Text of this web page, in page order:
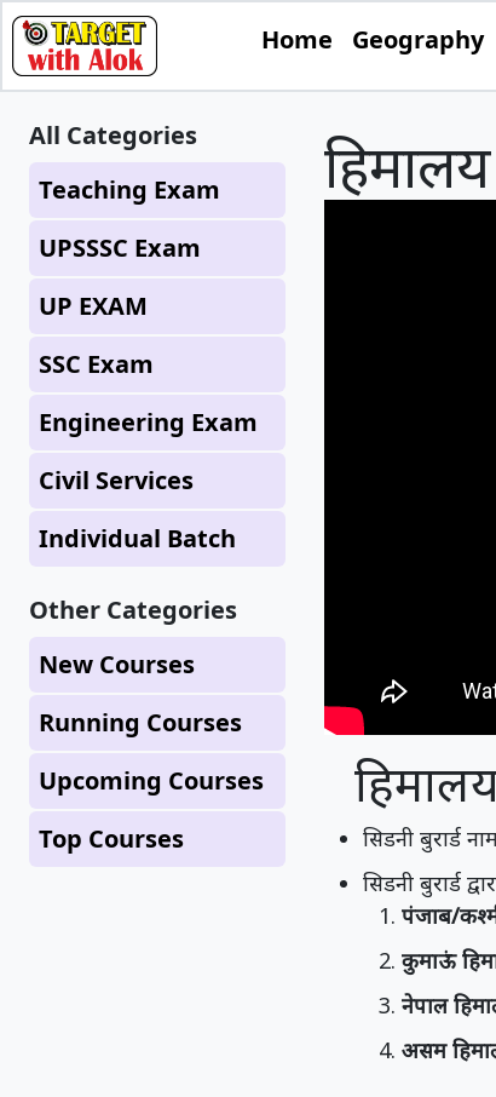
Home Geography
All Categories
Teaching Exam
UPSSSC Exam
UP EXAM
SSC Exam
Engineering Exam
Civil Services
Individual Batch
Other Categories
New Courses
Running Courses
Upcoming Courses
Top Courses
सिडनी बुरार्ड
सिडनी बुरार्ड
पंजाब/
कुमाऊं
नेपाल
असम